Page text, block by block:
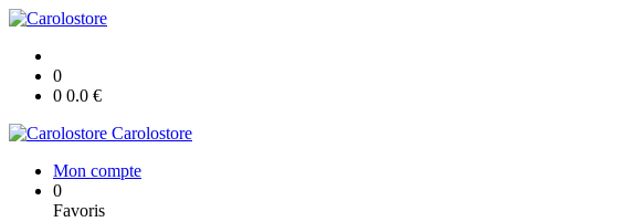
0
0 0.0 €
Carolostore
Mon compte
0
Favoris